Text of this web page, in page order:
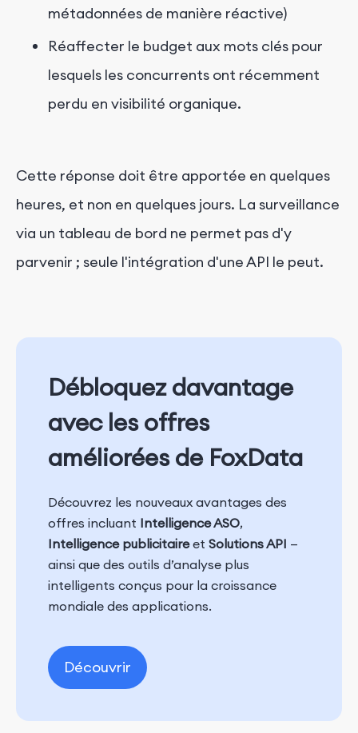
métadonnées de manière réactive)
Réaffecter le budget aux mots clés pour
lesquels les concurrents ont récemment
perdu en visibilité organique.
Cette réponse doit être apportée en quelques
heures, et non en quelques jours. La surveillance
via un tableau de bord ne permet pas d'y
parvenir ; seule l'intégration d'une API le peut.
Débloquez davantage
avec les offres
améliorées de FoxData
Découvrez les nouveaux avantages des
offres incluant Intelligence ASO,
Intelligence publicitaireet Solutions API —
ainsi que des outils d’analyse plus
intelligents conçus pour la croissance
mondiale des applications.
Découvrir